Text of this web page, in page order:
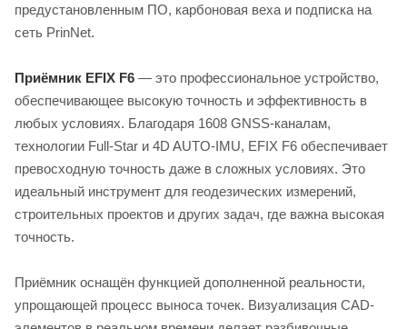
предустановленным ПО, карбоновая веха и подписка на
сеть PrinNet.
Приёмник EFIX F6 — это профессиональное устройство,
обеспечивающее высокую точность и эффективность в
любых условиях. Благодаря 1608 GNSS-каналам,
технологии Full-Star и 4D AUTO-IMU, EFIX F6 обеспечивает
превосходную точность даже в сложных условиях. Это
идеальный инструмент для геодезических измерений,
строительных проектов и других задач, где важна высокая
точность.
Приёмник оснащён функцией дополненной реальности,
упрощающей процесс выноса точек. Визуализация CAD-